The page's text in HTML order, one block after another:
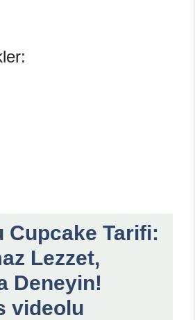
Cupcake Tarifi:
Lezzet,
Deneyin!
videolu